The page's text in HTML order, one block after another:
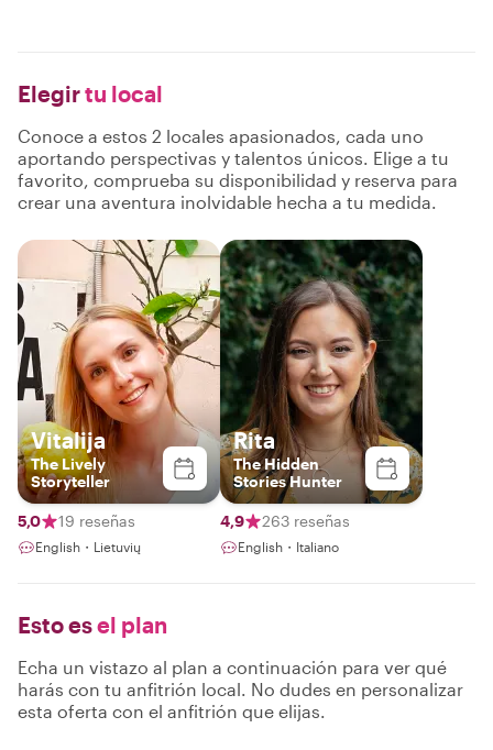
Elegirtu local
Conoce a estos 2 locales apasionados, cada uno
aportando perspectivas y talentos únicos. Elige a tu
favorito, comprueba su disponibilidad y reserva para
crear una aventura inolvidable hecha a tu medida.
Vitalija
The Lively
Storyteller
5,0 19 reseñas
English・Lietuvių
Rita
The Hidden
Stories Hunter
4,9 263 reseñas
English・Italiano
Esto esel plan
Echa un vistazo al plan a continuación para ver qué
harás con tu anfitrión local. No dudes en personalizar
esta oferta con el anfitrión que elijas.